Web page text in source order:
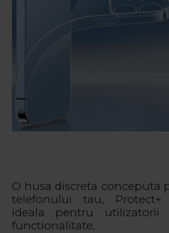
O husa discreta conceputa
telefonului tau, Protect+
ideala pentru utilizatorii
functionalitate.